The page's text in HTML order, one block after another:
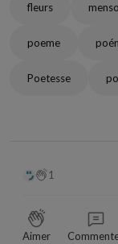
fleurs
poeme
Poetesse
1
Aimer